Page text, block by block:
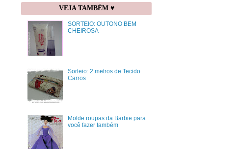
VEJA TAMBÉM ♥
SORTEIO: OUTONO BEM
CHEIROSA
Sorteio: 2 metros de Tecido
Carros
Molde roupas da Barbie para
você fazer também